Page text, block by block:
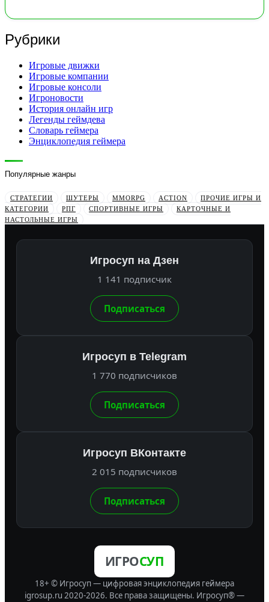
Рубрики
Игровые движки
Игровые компании
Игровые консоли
Игроновости
История онлайн игр
Легенды геймдева
Словарь геймера
Энциклопедия геймера
Популярные жанры
СТРАТЕГИИ ШУТЕРЫ MMORPG ACTION
ПРОЧИЕ ИГРЫ И
КАТЕГОРИИ
РПГ СПОРТИВНЫЕ ИГРЫ
КАРТОЧНЫЕ И
НАСТОЛЬНЫЕ ИГРЫ
Игросуп на Дзен
1 141 подписчик
Подписаться
Игросуп в Telegram
1 770 подписчиков
Подписаться
Игросуп ВКонтакте
2 015 подписчиков
Подписаться
ИГРОСУП
18+ © Игросуп — цифровая энциклопедия геймера
igrosup.ru 2020-2026. Все права защищены. Игросуп® —